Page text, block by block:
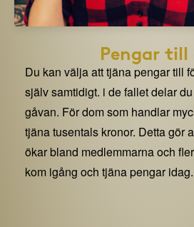
Pengar till
Du kan välja att tjäna pengar till
själv samtidigt. i de fallet delar
gåvan. För dom som handlar
tjäna tusentals kronor. Detta gör
ökar bland medlemmarna och
kom igång och tjäna pengar idag.